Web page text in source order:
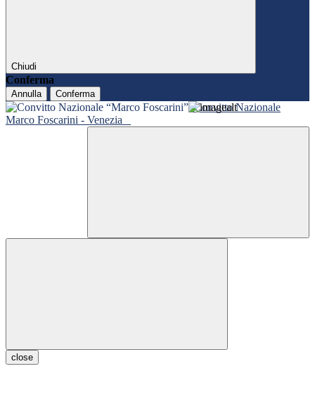
Chiudi
Conferma
Annulla Conferma
Convitto Nazionale
Marco Foscarini - Venezia
close